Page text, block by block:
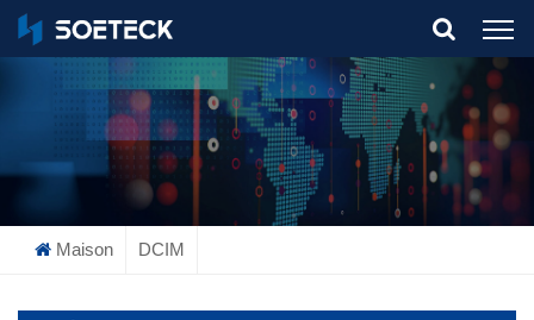
What Are You Looking For?
Maison DCIM